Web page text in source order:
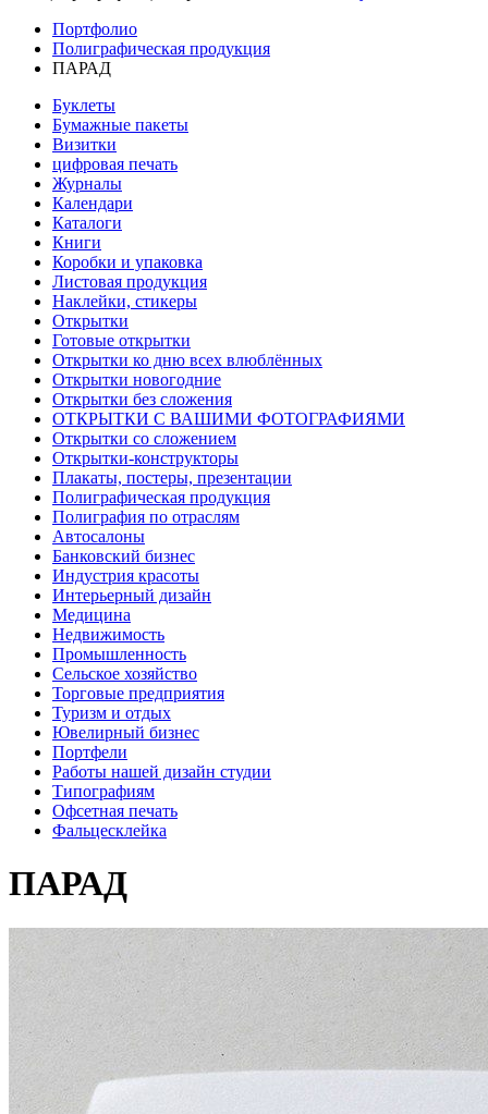
Портфолио
Полиграфическая продукция
ПАРАД
Буклеты
Бумажные пакеты
Визитки
цифровая печать
Журналы
Календари
Каталоги
Книги
Коробки и упаковка
Листовая продукция
Наклейки, стикеры
Открытки
Готовые открытки
Открытки ко дню всех влюблённых
Открытки новогодние
Открытки без сложения
ОТКРЫТКИ С ВАШИМИ ФОТОГРАФИЯМИ
Открытки со сложением
Открытки-конструкторы
Плакаты, постеры, презентации
Полиграфическая продукция
Полиграфия по отраслям
Автосалоны
Банковский бизнес
Индустрия красоты
Интерьерный дизайн
Медицина
Недвижимость
Промышленность
Сельское хозяйство
Торговые предприятия
Туризм и отдых
Ювелирный бизнес
Портфели
Работы нашей дизайн студии
Типографиям
Офсетная печать
Фальцесклейка
ПАРАД